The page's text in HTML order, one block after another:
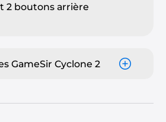
2 boutons arrière
GameSir Cyclone 2